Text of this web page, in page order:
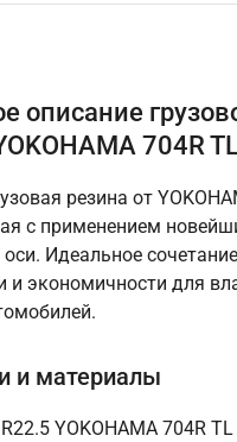
описание
704R
резина от
с применением
Идеальное
и экономичности для
и материалы
YOKOHAMA 704R